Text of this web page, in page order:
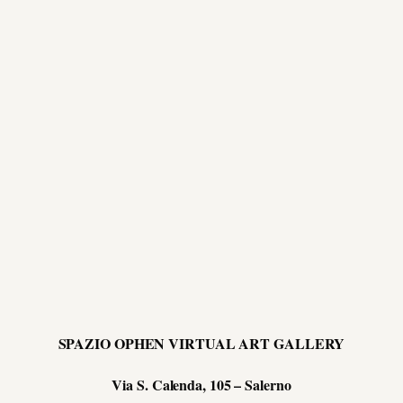
SPAZIO OPHEN VIRTUAL ART GALLERY
Via S. Calenda, 105 – Salerno